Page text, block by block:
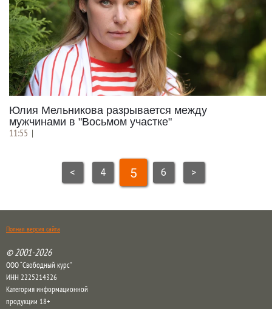
Юлия Мельникова разрывается между
мужчинами в "Восьмом участке"
11:55 |
< 4 5 6 >
Полная версия сайта
© 2001-2026
ООО “Свободный курс”
ИНН 2225214326
Категория информационной
продукции 18+